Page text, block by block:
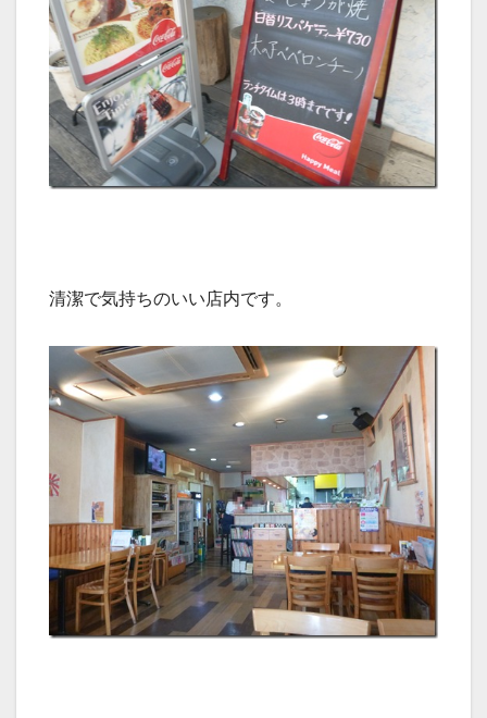
清潔で気持ちのいい店内です。